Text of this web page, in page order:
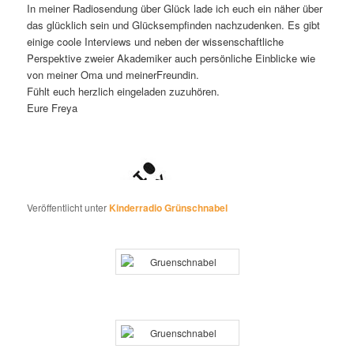
In meiner Radiosendung über Glück lade ich euch ein näher über
das glücklich sein und Glücksempfinden nachzudenken. Es gibt
einige coole Interviews und neben der wissenschaftliche
Perspektive zweier Akademiker auch persönliche Einblicke wie
von meiner Oma und meinerFreundin.
Fühlt euch herzlich eingeladen zuzuhören.
Eure Freya
Veröffentlicht unterKinderradio Grünschnabel